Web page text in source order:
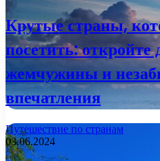
Крутые страны,
посетить:
жемчужины и
впечатления
Путешествие по странам
03.06.2024